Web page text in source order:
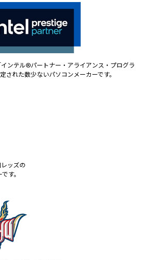
ンテル®パートナー・アライアンス・プログラ
された数少ないパソコンメーカーです。
ッズの
す。